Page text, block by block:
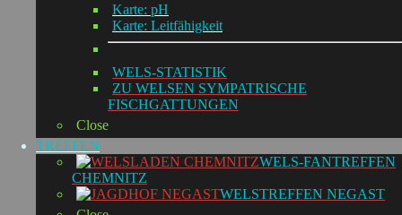
Karte: pH
Karte: Leitfähigkeit
WELS-STATISTIK
ZU WELSEN SYMPATRISCHE
FISCHGATTUNGEN
Close
TREFFEN
WELS-FANTREFFEN
CHEMNITZ
WELSTREFFEN NEGAST